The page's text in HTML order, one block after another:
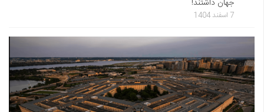
جهان داشتند!
7 اسفند 1404